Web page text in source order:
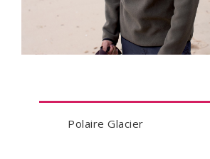
Polaire Glacier